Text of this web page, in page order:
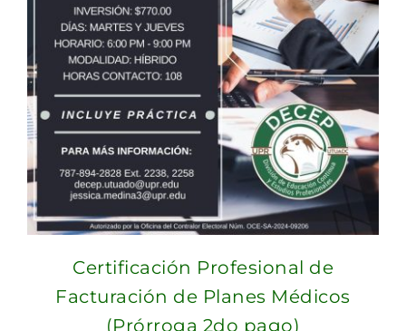
Certificación Profesional de
Facturación de Planes Médicos
(Prórroga 2do pago)